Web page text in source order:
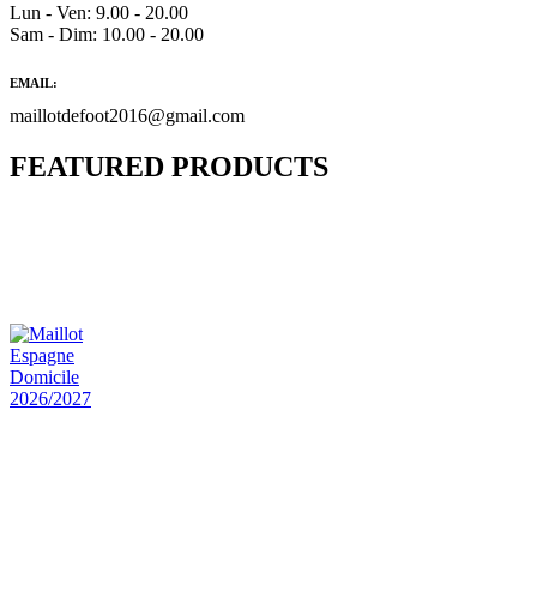
Lun - Ven: 9.00 - 20.00
Sam - Dim: 10.00 - 20.00
EMAIL:
maillotdefoot2016@gmail.com
FEATURED PRODUCTS